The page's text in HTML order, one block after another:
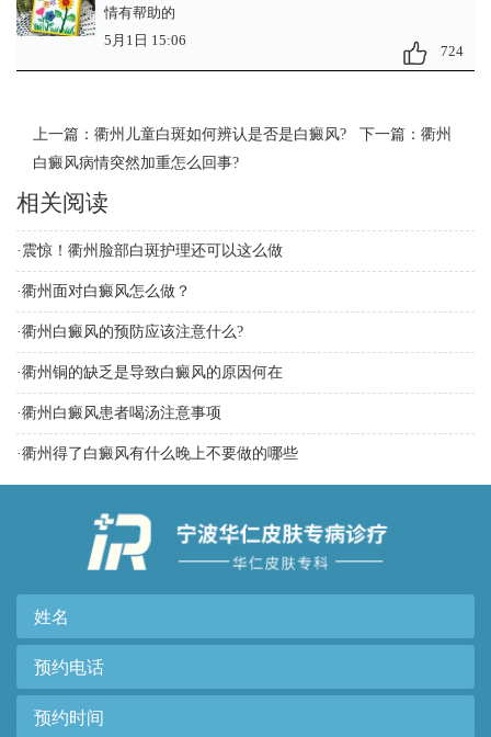
情有帮助的
5月1日 15:06
724
上一篇： 衢州儿童白斑如何辨认是否是白癜风? 下一篇： 衢州
白癜风病情突然加重怎么回事?
相关阅读
· 震惊！衢州脸部白斑护理还可以这么做
·衢州面对白癜风怎么做？
·衢州白癜风的预防应该注意什么?
·衢州铜的缺乏是导致白癜风的原因何在
·衢州白癜风患者喝汤注意事项
·衢州得了白癜风有什么晚上不要做的哪些